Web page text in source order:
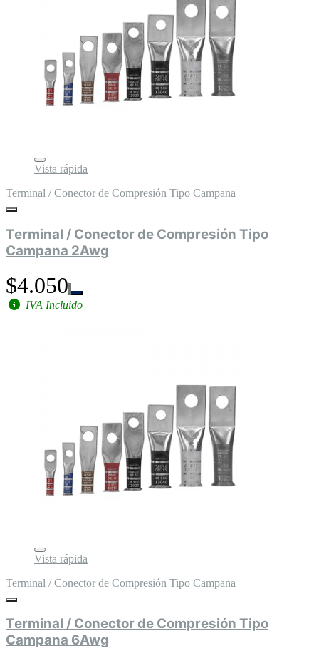
Vista rápida
Terminal / Conector de Compresión Tipo Campana
Terminal / Conector de Compresión Tipo
Campana 2Awg
$4.050
IVA Incluido
Vista rápida
Terminal / Conector de Compresión Tipo Campana
Terminal / Conector de Compresión Tipo
Campana 6Awg